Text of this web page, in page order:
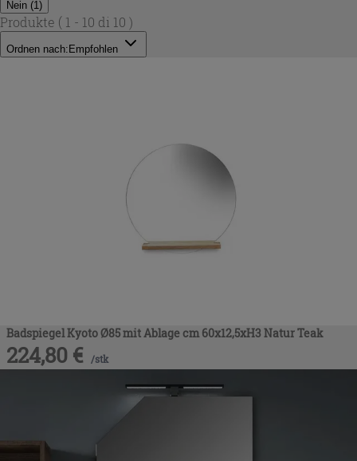
Nein (1 )
Produkte ( 1 - 10 di 10 )
Ordnen nach: Empfohlen
Badspiegel Kyoto Ø85 mit Ablage cm 60x12,5xH3 Natur Teak
224,80 € /stk